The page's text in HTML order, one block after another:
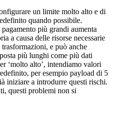
un limite molto alto e di
quando possibile.
più grandi aumenta
a causa delle risorse necessarie
e può anche
più lunghi come più dati
‘molto alto’, intendiamo valori
per esempio payload di 5
iniziare a introdurre questi rischi.
questi problemi non si